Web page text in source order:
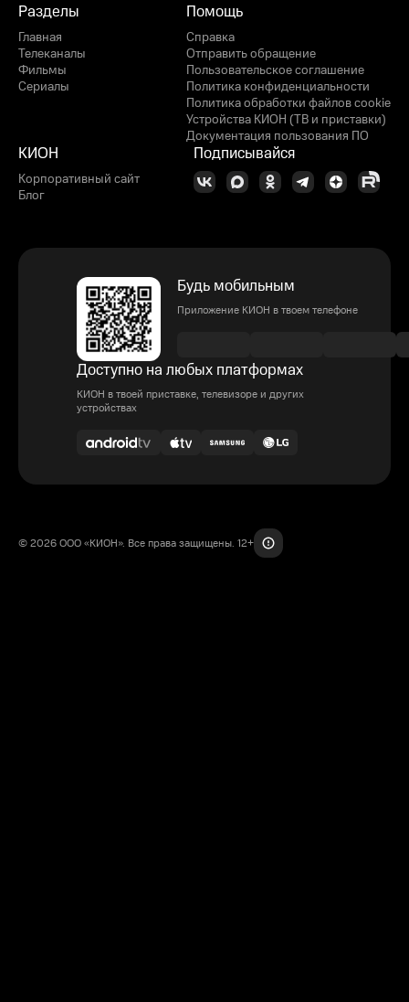
Разделы
Главная
Телеканалы
Фильмы
Сериалы
Помощь
Справка
Отправить обращение
Пользовательское соглашение
Политика конфиденциальности
Политика обработки файлов cookie
Устройства КИОН (ТВ и приставки)
Документация пользования ПО
КИОН
Корпоративный сайт
Блог
Подписывайся
Будь мобильным
Приложение КИОН в твоем телефоне
Доступно на любых платформах
КИОН в твоей приставке, телевизоре и других
устройствах
© 2026 ООО «КИОН». Все права защищены. 12+